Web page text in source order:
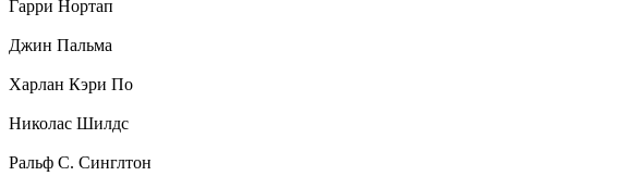
Гарри Нортап
Джин Пальма
Харлан Кэри По
Николас Шилдс
Ральф С. Синглтон